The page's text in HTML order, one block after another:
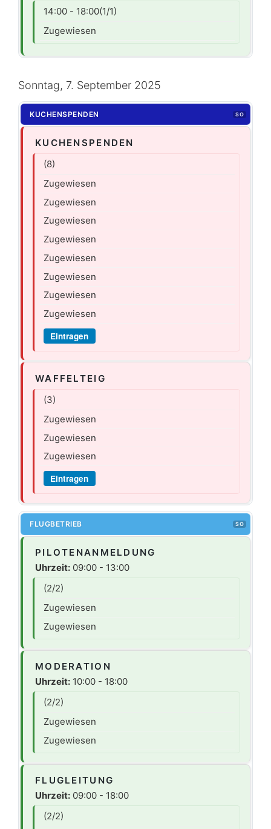
14:00 - 18:00(1/1)
Zugewiesen
Sonntag, 7. September 2025
KUCHENSPENDEN SO
KUCHENSPENDEN
(8)
Zugewiesen
Zugewiesen
Zugewiesen
Zugewiesen
Zugewiesen
Zugewiesen
Zugewiesen
Zugewiesen
Eintragen
WAFFELTEIG
(3)
Zugewiesen
Zugewiesen
Zugewiesen
Eintragen
FLUGBETRIEB SO
PILOTENANMELDUNG
Uhrzeit: 09:00 - 13:00
(2/2)
Zugewiesen
Zugewiesen
MODERATION
Uhrzeit: 10:00 - 18:00
(2/2)
Zugewiesen
Zugewiesen
FLUGLEITUNG
Uhrzeit: 09:00 - 18:00
(2/2)